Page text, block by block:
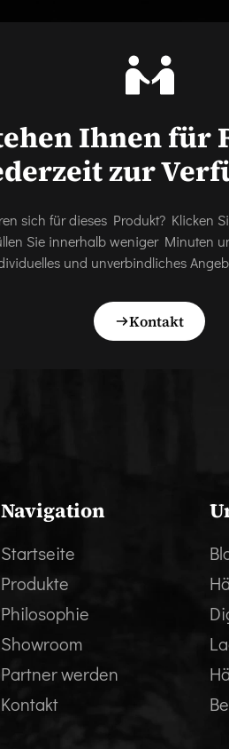
Ihnen für
zur
sich für dieses Produkt? Klicken
Sie innerhalb weniger Minuten
und unverbindliches
Kontakt
Navigation
Startseite
Produkte
Philosophie
Showroom
Partner werden
Kontakt